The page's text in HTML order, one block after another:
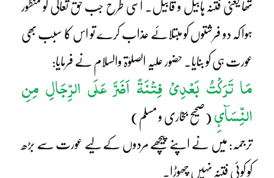
تھا یعنی فتنہ ہابیل و قابیل۔ اسی طرح جب حق تعالیٰ کو منظور
ہوا کہ دو فرشتوں کو مبتلائے عذاب کرے تو اس کا سبب بھی
عورت ہی کو بنایا۔ حضور علیہ الصلوٰۃ والسلام نے فرمایا:
مَا تَرَکْتُ بَعْدِیْ فِتْنَۃً اَضَرَّ عَلَی الرِّجَالِ مِنِ
النِّسَآئِ (صحیح بخاری و مسلم)
ترجمہ: میں نے اپنے پیچھے مردوں کے لیے عورت سے بڑھ
کو کوئی فتنہ نہیں چھوڑا۔